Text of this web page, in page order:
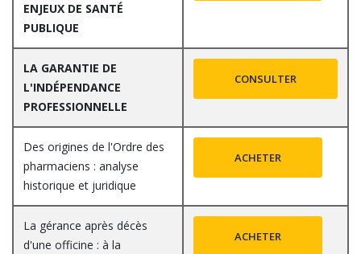
ENJEUX DE SANTÉ
PUBLIQUE
LA GARANTIE DE
L'INDÉPENDANCE
PROFESSIONNELLE
CONSULTER
Des origines de l'Ordre des
pharmaciens : analyse
historique et juridique
ACHETER
La gérance après décès
d'une officine : à la
ACHETER